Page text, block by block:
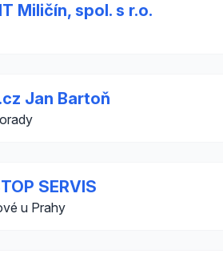
Miličín, spol. s r.o.
Jan Bartoň
SERVIS
u Prahy